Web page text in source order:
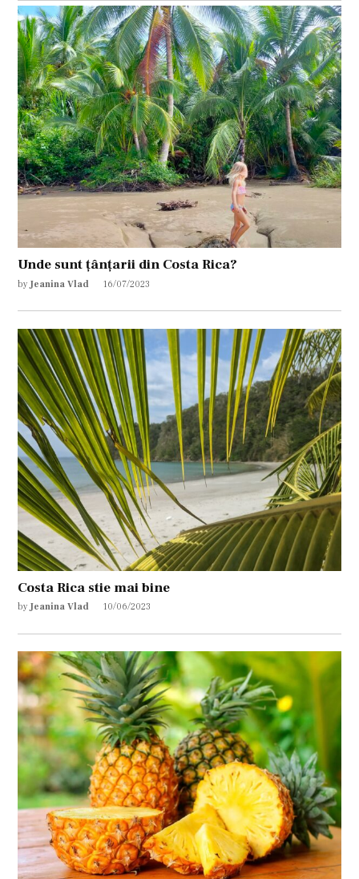
Unde sunt țânțarii din Costa Rica?
by Jeanina Vlad 16/07/2023
Costa Rica stie mai bine
by Jeanina Vlad 10/06/2023